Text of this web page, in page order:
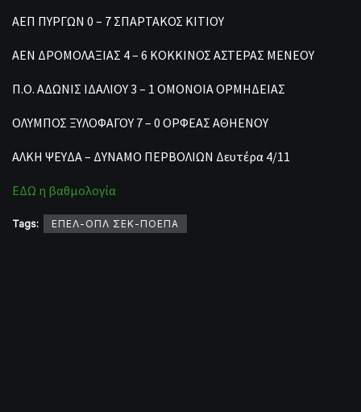
ΑΕΠ ΠΥΡΓΩΝ 0 – 7 ΣΠΑΡΤΑΚΟΣ ΚΙΤΙΟΥ
ΑΕΝ ΔΡΟΜΟΛΑΞΙΑΣ 4 – 6 ΚΟΚΚΙΝΟΣ ΑΣΤΕΡΑΣ ΜΕΝΕΟΥ
Π.Ο. ΑΔΩΝΙΣ ΙΔΑΛΙΟΥ 3 – 1 ΟΜΟΝΟΙΑ ΟΡΜΗΔΕΙΑΣ
ΟΛΥΜΠΟΣ ΞΥΛΟΦΑΓΟΥ 7 – 0 ΟΡΦΕΑΣ ΑΘΗΕΝΟΥ
ΑΛΚΗ ΨΕΥΔΑ – ΔΥΝΑΜΟ ΠΕΡΒΟΛΙΩΝ Δευτέρα 4/11
ΕΔΩ η βαθμολογία
Tags: ΕΠΕΛ-ΟΠΛ ΣΕΚ-ΠΟΕΠΑ